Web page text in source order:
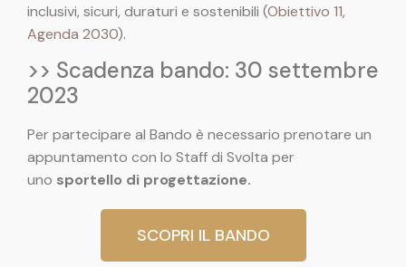
inclusivi, sicuri, duraturi e sostenibili (Obiettivo 11,
Agenda 2030).
>> Scadenza bando: 30 settembre
2023
Per partecipare al Bando è necessario prenotare un
appuntamento con lo Staff di Svolta per
uno sportello di progettazione.
SCOPRI IL BANDO